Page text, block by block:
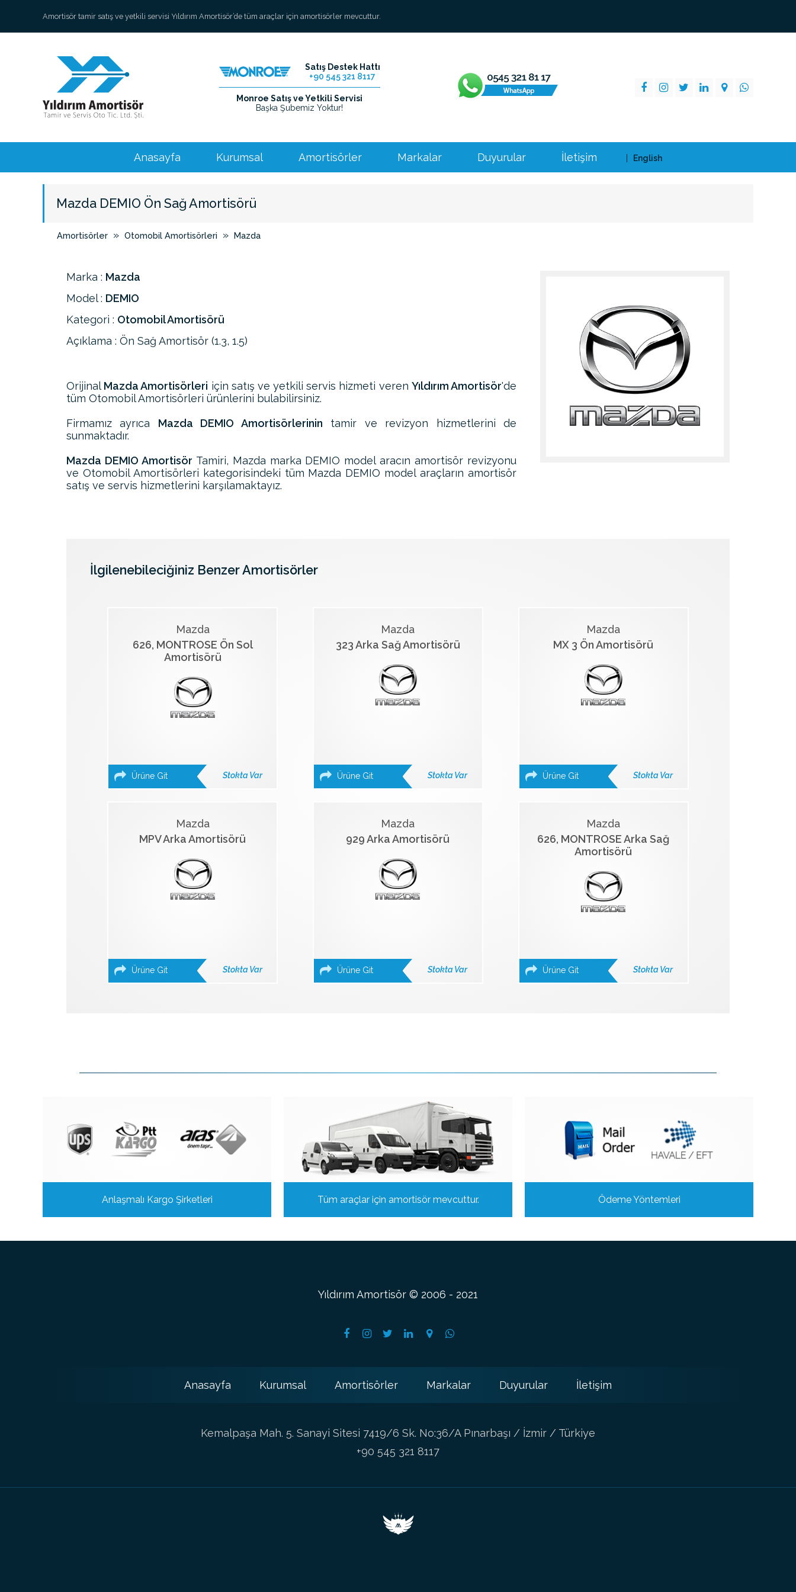
Amortisör tamir satış ve yetkili servisi Yıldırım Amortisör’de tüm araçlar için amortisörler mevcuttur.
Satış Destek Hattı
+90 545 321 8117
Monroe Satış ve Yetkili Servisi
Başka Şubemiz Yoktur!
Anasayfa Kurumsal Amortisörler Markalar Duyurular İletişim English
Mazda DEMIO Ön Sağ Amortisörü
Amortisörler » Otomobil Amortisörleri » Mazda
Marka : Mazda
Model : DEMIO
Kategori : Otomobil Amortisörü
Açıklama : Ön Sağ Amortisör (1.3, 1.5)
Orijinal Mazda Amortisörleri için satış ve yetkili servis hizmeti veren Yıldırım Amortisör'de
tüm Otomobil Amortisörleri ürünlerini bulabilirsiniz.
Firmamız ayrıca Mazda DEMIO Amortisörlerinin tamir ve revizyon hizmetlerini de
sunmaktadır.
Mazda DEMIO Amortisör Tamiri, Mazda marka DEMIO model aracın amortisör revizyonu
ve Otomobil Amortisörleri kategorisindeki tüm Mazda DEMIO model araçların amortisör
satış ve servis hizmetlerini karşılamaktayız.
İlgilenebileciğiniz Benzer Amortisörler
Mazda
626, MONTROSE Ön Sol
Amortisörü
Ürüne Git Stokta Var
Mazda
323 Arka Sağ Amortisörü
Ürüne Git Stokta Var
Mazda
MX 3 Ön Amortisörü
Ürüne Git Stokta Var
Mazda
MPV Arka Amortisörü
Ürüne Git Stokta Var
Mazda
929 Arka Amortisörü
Ürüne Git Stokta Var
Mazda
626, MONTROSE Arka Sağ
Amortisörü
Ürüne Git Stokta Var
Anlaşmalı Kargo Şirketleri Tüm araçlar için amortisör mevcuttur. Ödeme Yöntemleri
Yıldırım Amortisör © 2006 - 2021
Anasayfa Kurumsal Amortisörler Markalar Duyurular İletişim
Kemalpaşa Mah. 5. Sanayi Sitesi 7419/6 Sk. No:36/A Pınarbaşı / İzmir / Türkiye
+90 545 321 8117